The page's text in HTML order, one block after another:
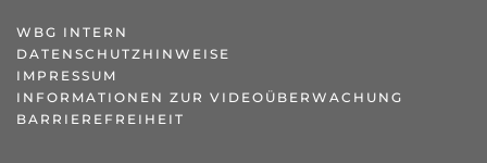
WBG INTERN
DATENSCHUTZHINWEISE
IMPRESSUM
INFORMATIONEN ZUR VIDEOÜBERWACHUNG
BARRIEREFREIHEIT